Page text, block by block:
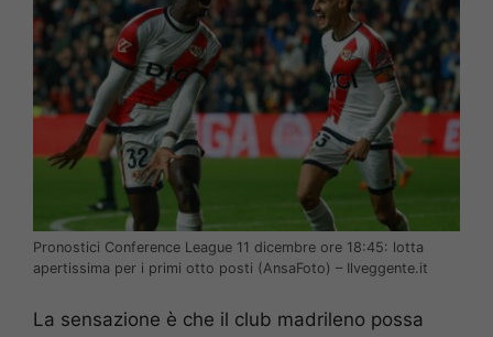
Pronostici Conference League 11 dicembre ore 18:45: lotta
apertissima per i primi otto posti (AnsaFoto) – Ilveggente.it
La sensazione è che il club madrileno possa